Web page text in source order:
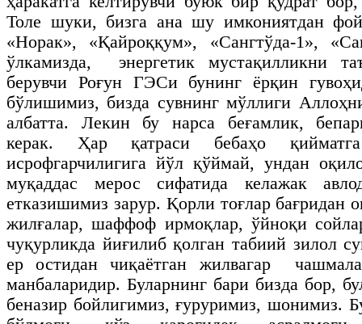
Толе шуки, бизга ана шу имкониятдан
«Норак», «Қайроққум», «Сангтўда-1»,
ўлкамизда, энергетик мустақилликни
берувчи Роғун ГЭСи бунинг ёрқин
бўлишимиз, бизда сувнинг мўллиги
албатта. Лекин бу нарса беғамлик,
керак. Ҳар қатраси бебаҳо
исрофгарчилигига йўл қўймай, ундан
муқаддас мерос сифатида келажак
етказишимиз зарур. Қорли тоғлар бағридан
жилғалар, шаффоф ирмоқлар, ўйноқи
чуқурликда йиғилиб қолган табиий зилол
ер остидан чиқаётган жилвагар
манбаларидир. Буларнинг бари бизда бор,
беназир бойлигимиз, ғуруримиз, шонимиз.